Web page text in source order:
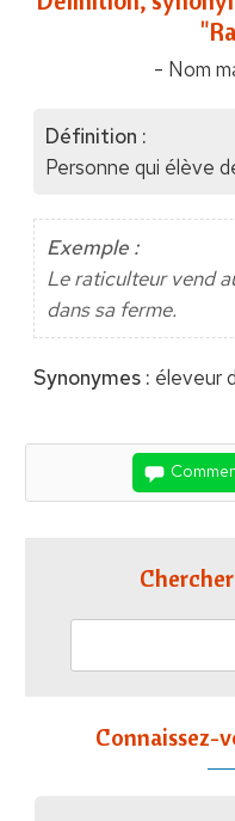
- Nom
Définition :
Personne qui élève
Exemple :
Le raticulteur vend
dans sa ferme.
Synonymes : éleveur
Connaissez-